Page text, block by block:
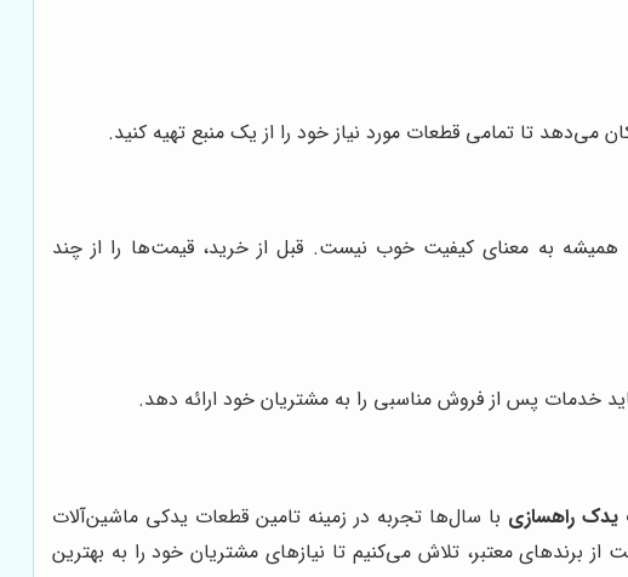
می‌دهد تا تمامی قطعات مورد نیاز خود را از یک منبع تهیه کنید.
به معنای کیفیت خوب نیست. قبل از خرید، قیمت‌ها را از چند
خدمات پس از فروش مناسبی را به مشتریان خود ارائه دهد.
یدک راهسازی با سال‌ها تجربه در زمینه تامین قطعات یدکی ماشین‌آلات
از برندهای معتبر، تلاش می‌کنیم تا نیازهای مشتریان خود را به بهترین